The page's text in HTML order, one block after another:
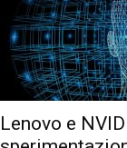
Lenovo e